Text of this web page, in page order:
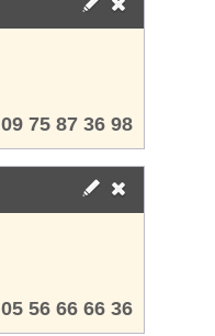
09 75 87 36 98
05 56 66 66 36